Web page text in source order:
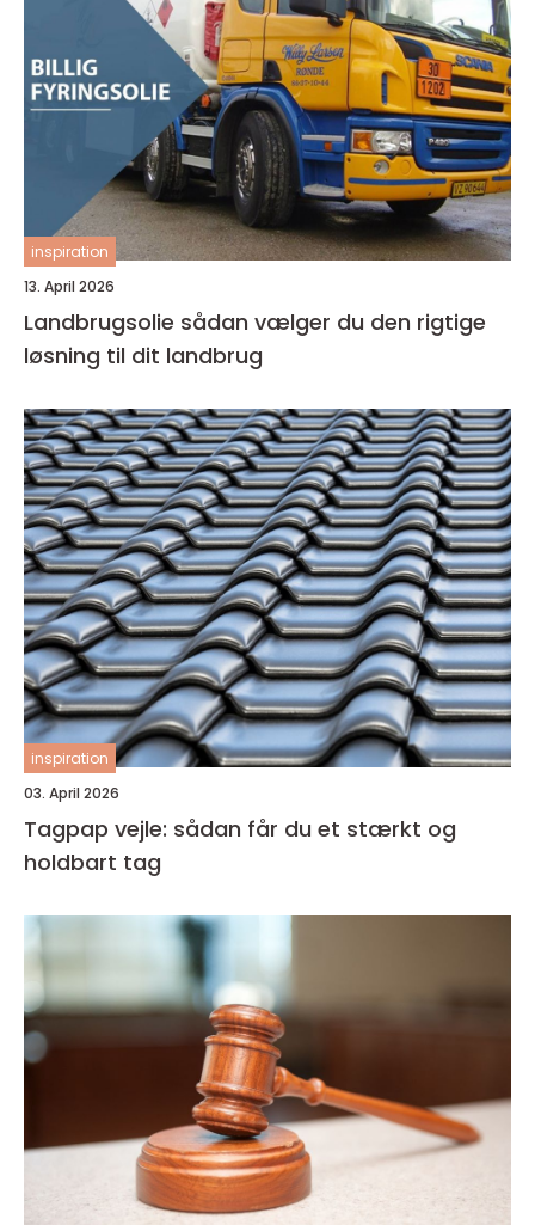
inspiration
13. April 2026
Landbrugsolie sådan vælger du den rigtige
løsning til dit landbrug
inspiration
03. April 2026
Tagpap vejle: sådan får du et stærkt og
holdbart tag